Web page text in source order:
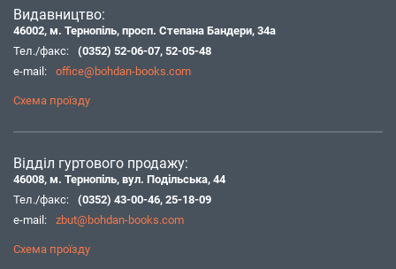
Видавництво:
46002, м. Тернопіль, просп. Степана Бандери, 34а
Тел./факс:
(0352) 52-06-07, 52-05-48
e-mail:
office@bohdan-books.com
Схема проїзду
Відділ гуртового продажу:
46008, м. Тернопіль, вул. Подільська, 44
Тел./факс:
(0352) 43-00-46, 25-18-09
e-mail:
zbut@bohdan-books.com
Схема проїзду